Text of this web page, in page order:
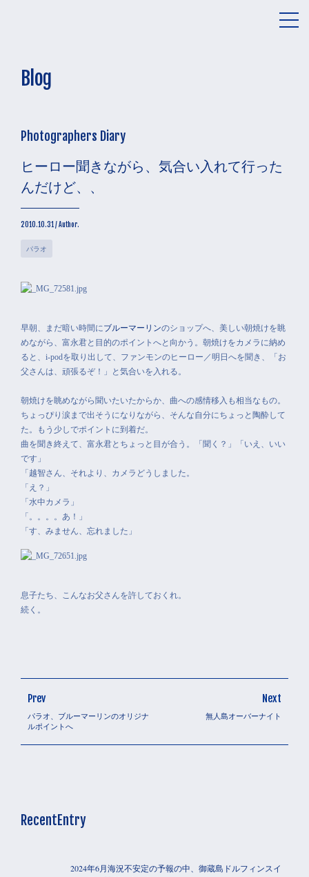
メ
Blog
Photographers Diary
ヒーロー聞きながら、気合い入れて行った
んだけど、、
2010.10.31 / Author.
パラオ
早朝、まだ暗い時間にブルーマーリンのショップへ、美しい朝焼けを眺
めながら、富永君と目的のポイントへと向かう。朝焼けをカメラに納め
ると、i-podを取り出して、ファンモンのヒーロー／明日へを聞き、「お
父さんは、頑張るぞ！」と気合いを入れる。
朝焼けを眺めながら聞いたいたからか、曲への感情移入も相当なもの。
ちょっぴり涙まで出そうになりながら、そんな自分にちょっと陶酔して
た。もう少しでポイントに到着だ。
曲を聞き終えて、富永君とちょっと目が合う。「聞く？」「いえ、いい
です」
「越智さん、それより、カメラどうしました。
「え？」
「水中カメラ」
「。。。。あ！」
「す、みません、忘れました」
息子たち、こんなお父さんを許しておくれ。
続く。
Prev
パラオ、ブルーマーリンのオリジナ
ルポイントへ
Next
無人島オーバーナイト
RecentEntry
2024年6月海況不安定の予報の中、御蔵島ドルフィンスイ